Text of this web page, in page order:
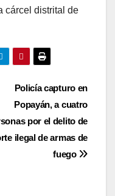
cárcel distrital de
Policía capturo en
Popayán, a cuatro
por el delito de
ilegal de armas de
fuego